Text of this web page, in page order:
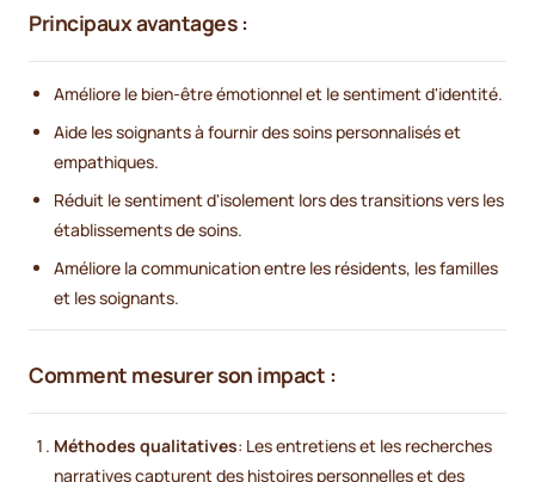
Principaux avantages :
Améliore le bien-être émotionnel et le sentiment d'identité.
Aide les soignants à fournir des soins personnalisés et
empathiques.
Réduit le sentiment d'isolement lors des transitions vers les
établissements de soins.
Améliore la communication entre les résidents, les familles
et les soignants.
Comment mesurer son impact :
Méthodes qualitatives: Les entretiens et les recherches
narratives capturent des histoires personnelles et des